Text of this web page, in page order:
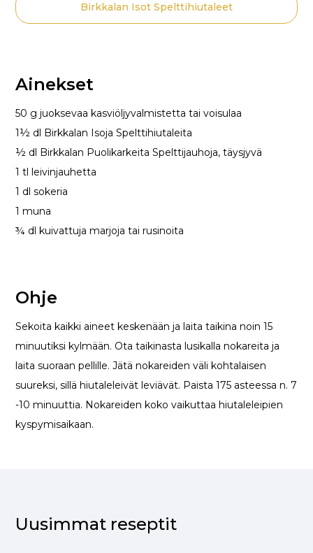
Birkkalan Isot Spelttihiutaleet
Ainekset
50 g juoksevaa kasviöljyvalmistetta tai voisulaa
1½ dl Birkkalan Isoja Spelttihiutaleita
½ dl Birkkalan Puolikarkeita Spelttijauhoja, täysjyvä
1 tl leivinjauhetta
1 dl sokeria
1 muna
¾ dl kuivattuja marjoja tai rusinoita
Ohje
Sekoita kaikki aineet keskenään ja laita taikina noin 15
minuutiksi kylmään. Ota taikinasta lusikalla nokareita ja
laita suoraan pellille. Jätä nokareiden väli kohtalaisen
suureksi, sillä hiutaleleivät leviävät. Paista 175 asteessa n. 7
-10 minuuttia. Nokareiden koko vaikuttaa hiutaleleipien
kyspymisaikaan.
Uusimmat reseptit